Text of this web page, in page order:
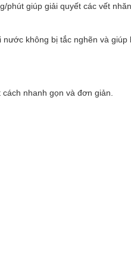
phút giúp giải quyết các vết
không bị tắc nghẽn và giúp
nhanh gọn và đơn giản.